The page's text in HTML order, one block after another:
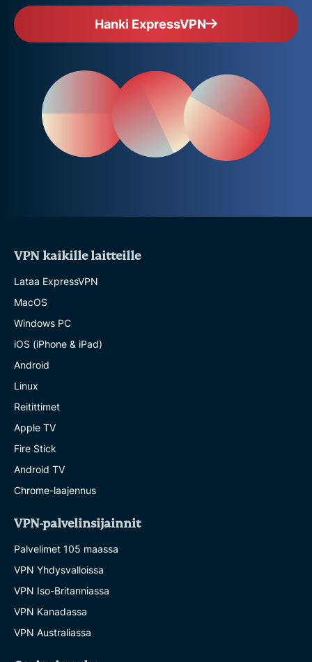
Hanki ExpressVPN
VPN kaikille laitteille
Lataa ExpressVPN
MacOS
Windows PC
iOS (iPhone & iPad)
Android
Linux
Reitittimet
Apple TV
Fire Stick
Android TV
Chrome-laajennus
VPN-palvelinsijainnit
Palvelimet 105 maassa
VPN Yhdysvalloissa
VPN Iso-Britanniassa
VPN Kanadassa
VPN Australiassa